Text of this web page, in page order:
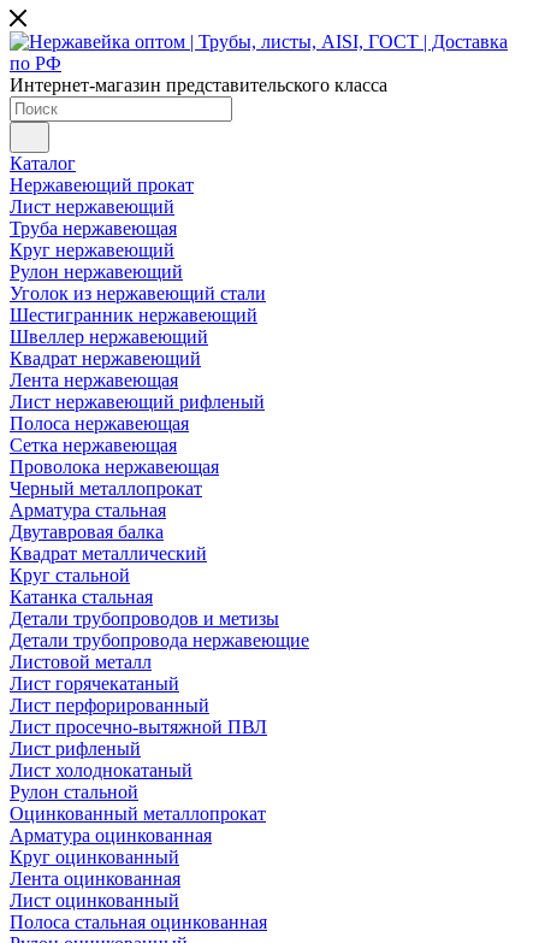
Интернет-магазин представительского класса
Каталог
Нержавеющий прокат
Лист нержавеющий
Труба нержавеющая
Круг нержавеющий
Рулон нержавеющий
Уголок из нержавеющий стали
Шестигранник нержавеющий
Швеллер нержавеющий
Квадрат нержавеющий
Лента нержавеющая
Лист нержавеющий рифленый
Полоса нержавеющая
Сетка нержавеющая
Проволока нержавеющая
Черный металлопрокат
Арматура стальная
Двутавровая балка
Квадрат металлический
Круг стальной
Катанка стальная
Детали трубопроводов и метизы
Детали трубопровода нержавеющие
Листовой металл
Лист горячекатаный
Лист перфорированный
Лист просечно-вытяжной ПВЛ
Лист рифленый
Лист холоднокатаный
Рулон стальной
Оцинкованный металлопрокат
Арматура оцинкованная
Круг оцинкованный
Лента оцинкованная
Лист оцинкованный
Полоса стальная оцинкованная